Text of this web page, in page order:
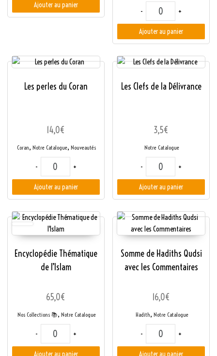
Ajouter au panier
- quantité de La
+
Ajouter au panier
Les perles du Coran
14,0€
Coran, Notre Catalogue, Nouveautés
- quantité de Les perles du Coran
+
Ajouter au panier
Les Clefs de la Délivrance
3,5€
Notre Catalogue
- quantité de Les Clefs
+
Ajouter au panier
Encyclopédie Thématique
de l’Islam
65,0€
Nos Collections 📚, Notre Catalogue
- quantité de Encyclopédie Thématique de l'Islam
+
Ajouter au panier
Somme de Hadiths Qudsi
avec les Commentaires
16,0€
Hadith, Notre Catalogue
- quantité de Somme
+
Ajouter au panier